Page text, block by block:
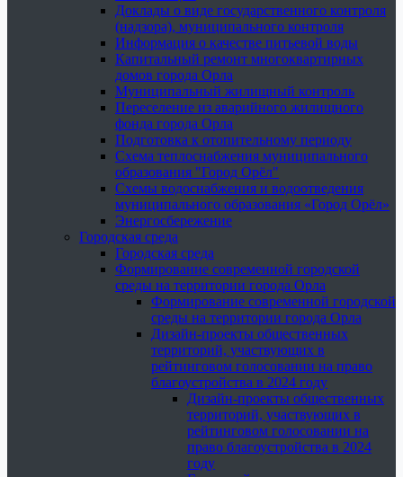
Доклады о виде государственного контроля
(надзора), муниципального контроля
Информация о качестве питьевой воды
Капитальный ремонт многоквартирных
домов города Орла
Муниципальный жилищный контроль
Переселение из аварийного жилищного
фонда города Орла
Подготовка к отопительному периоду
Схема теплоснабжения муниципального
образования "Город Орёл"
Схемы водоснабжения и водоотведения
муниципального образования «Город Орёл»
Энергосбережение
Городская среда
Городская среда
Формирование современной городской
среды на территории города Орла
Формирование современной городской
среды на территории города Орла
Дизайн-проекты общественных
территорий, участвующих в
рейтинговом голосовании на право
благоустройства в 2024 году
Дизайн-проекты общественных
территорий, участвующих в
рейтинговом голосовании на
право благоустройства в 2024
году